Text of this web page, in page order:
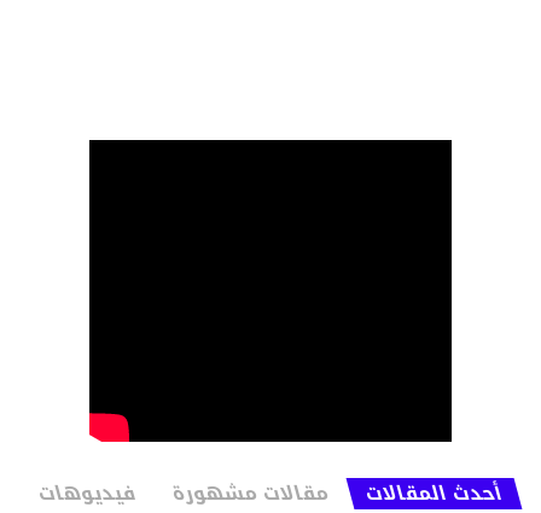
أحدث المقالات مقالات مشهورة فيديوهات